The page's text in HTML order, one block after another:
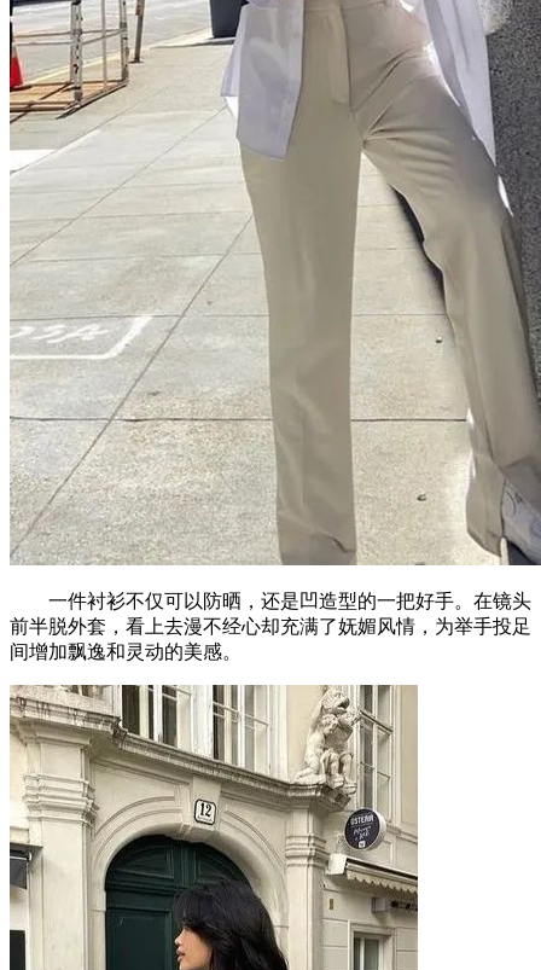
一件衬衫不仅可以防晒，还是凹造型的一把好手。在镜头
前半脱外套，看上去漫不经心却充满了妩媚风情，为举手投足
间增加飘逸和灵动的美感。